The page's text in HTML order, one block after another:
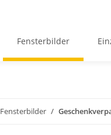
Fensterbilder
Fensterbilder